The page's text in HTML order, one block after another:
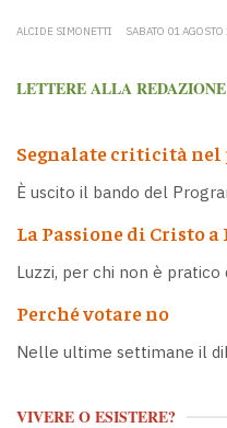
ALCIDE SIMONETTI SABATO 01
LETTERE ALLA REDAZIONE
Segnalate criticità nel
È uscito il bando del
La Passione di Cristo a
Luzzi, per chi non è pratico
Perché votare no
Nelle ultime settimane il
VIVERE O ESISTERE?